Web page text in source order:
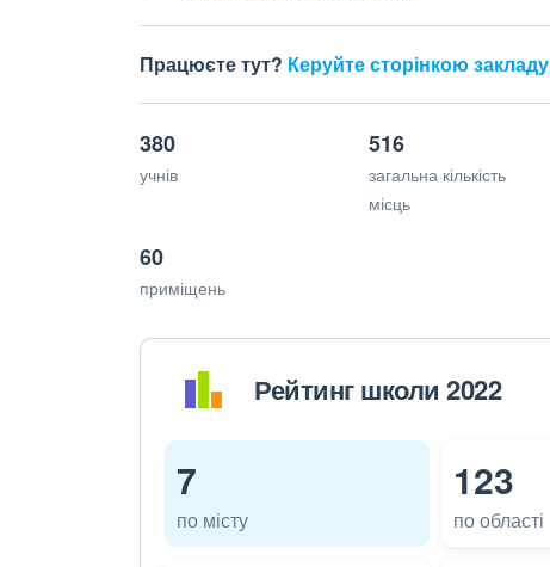
Працюєте тут? Керуйте сторінкою закладу
380
учнів
516
загальна кількість
місць
60
приміщень
Рейтинг школи 2022
7
по місту
123
по області